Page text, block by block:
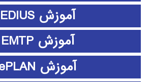
آموزش EDIUS
آموزش EMTP
آموزش ePLAN